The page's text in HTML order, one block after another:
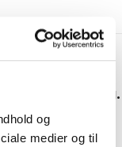
og
medier og til
til at hjælpe dig.
smil